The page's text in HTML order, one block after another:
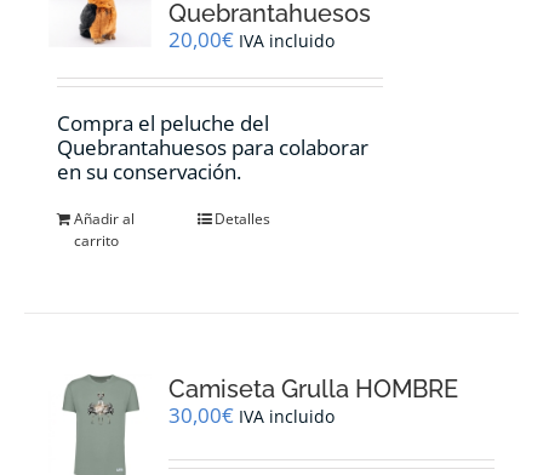
Quebrantahuesos
20,00€ IVA incluido
Compra el peluche del
Quebrantahuesos para colaborar
en su conservación.
Añadir al
carrito
Detalles
Camiseta Grulla HOMBRE
30,00€ IVA incluido